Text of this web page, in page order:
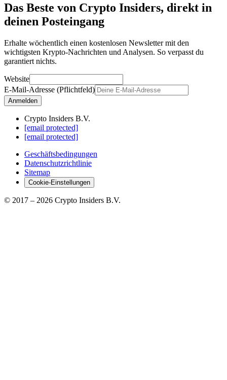
Das Beste von Crypto Insiders, direkt in
deinen Posteingang
Erhalte wöchentlich einen kostenlosen Newsletter mit den
wichtigsten Krypto-Nachrichten und Analysen. So verpasst du
garantiert nichts.
Website
E-Mail-Adresse (Pflichtfeld)
Anmelden
Crypto Insiders B.V.
[email protected]
[email protected]
Geschäftsbedingungen
Datenschutzrichtlinie
Sitemap
Cookie-Einstellungen
© 2017 – 2026 Crypto Insiders B.V.